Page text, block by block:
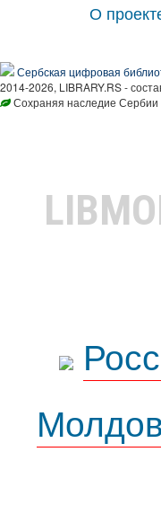
О
Сербская цифровая
2014-2026, LIBRARY.RS -
Сохраняя наследие Сербии